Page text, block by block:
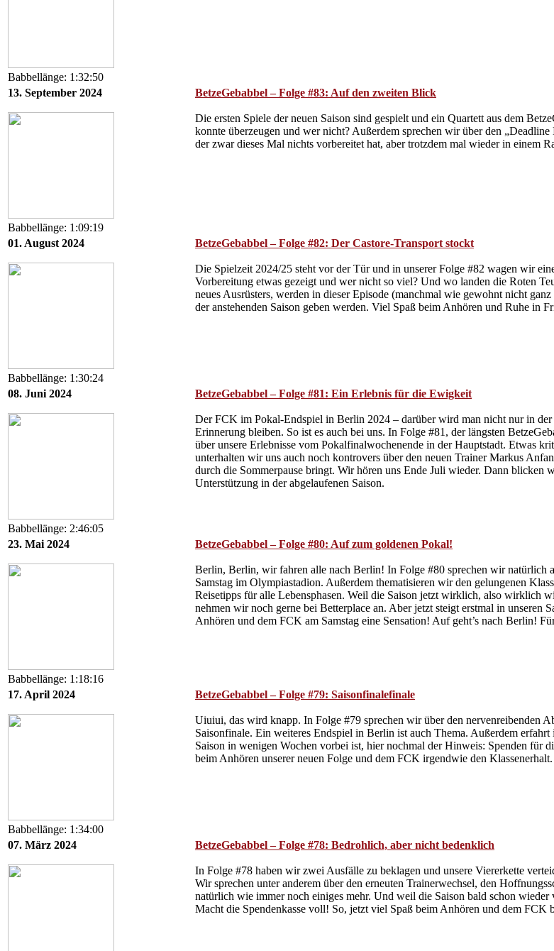
Babbellänge: 1:32:50
13. September 2024
Babbellänge: 1:09:19
BetzeGebabbel – Folge #83: Auf den zweiten Blick
Die ersten Spiele der neuen Saison sind gespielt und ein Quartett aus dem
konnte überzeugen und wer nicht? Außerdem sprechen wir über den
der zwar dieses Mal nichts vorbereitet hat, aber trotzdem mal wieder in einem
01. August 2024
Babbellänge: 1:30:24
BetzeGebabbel – Folge #82: Der Castore-Transport stockt
Die Spielzeit 2024/25 steht vor der Tür und in unserer Folge #82 wagen wir
Vorbereitung etwas gezeigt und wer nicht so viel? Und wo landen die Roten
neues Ausrüsters, werden in dieser Episode (manchmal wie gewohnt nicht
der anstehenden Saison geben werden. Viel Spaß beim Anhören und Ruhe in
08. Juni 2024
Babbellänge: 2:46:05
BetzeGebabbel – Folge #81: Ein Erlebnis für die Ewigkeit
Der FCK im Pokal-Endspiel in Berlin 2024 – darüber wird man nicht nur in
Erinnerung bleiben. So ist es auch bei uns. In Folge #81, der längsten
über unsere Erlebnisse vom Pokalfinalwochenende in der Hauptstadt. Etwas
unterhalten wir uns auch noch kontrovers über den neuen Trainer Markus
durch die Sommerpause bringt. Wir hören uns Ende Juli wieder. Dann
Unterstützung in der abgelaufenen Saison.
23. Mai 2024
Babbellänge: 1:18:16
BetzeGebabbel – Folge #80: Auf zum goldenen Pokal!
Berlin, Berlin, wir fahren alle nach Berlin! In Folge #80 sprechen wir natürlich
Samstag im Olympiastadion. Außerdem thematisieren wir den gelungenen
Reisetipps für alle Lebensphasen. Weil die Saison jetzt wirklich, also wirklich
nehmen wir noch gerne bei Betterplace an. Aber jetzt steigt erstmal in
Anhören und dem FCK am Samstag eine Sensation! Auf geht’s nach Berlin!
17. April 2024
Babbellänge: 1:34:00
BetzeGebabbel – Folge #79: Saisonfinalefinale
Uiuiui, das wird knapp. In Folge #79 sprechen wir über den nervenreibenden
Saisonfinale. Ein weiteres Endspiel in Berlin ist auch Thema. Außerdem
Saison in wenigen Wochen vorbei ist, hier nochmal der Hinweis: Spenden für
beim Anhören unserer neuen Folge und dem FCK irgendwie den Klassenerhalt.
07. März 2024 BetzeGebabbel – Folge #78: Bedrohlich, aber nicht bedenklich
In Folge #78 haben wir zwei Ausfälle zu beklagen und unsere Viererkette
Wir sprechen unter anderem über den erneuten Trainerwechsel, den
natürlich wie immer noch einiges mehr. Und weil die Saison bald schon
Macht die Spendenkasse voll! So, jetzt viel Spaß beim Anhören und dem FCK